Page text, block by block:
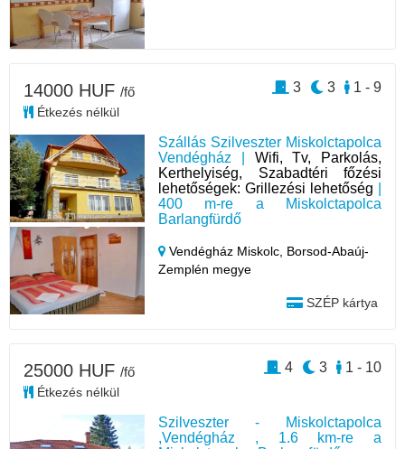
Szállás Szilveszter Miskolctapolca
Vendégház | Wifi, Tv, Parkolás,
Kerthelyiség, Szabadtéri főzési
lehetőségek: Grillezési lehetőség
400 m-re a Miskolctapolca
Barlangfürdő
Vendégház Miskolc, Borsod-Abaúj-
Zemplén megye
SZÉP kártya
14000 HUF /fő
Étkezés nélkül
1 - 9
3
3
Szilveszter - Miskolctapolca
,Vendégház , 1.6 km-re a
25000 HUF /fő
Étkezés nélkül
1 - 10
3
4